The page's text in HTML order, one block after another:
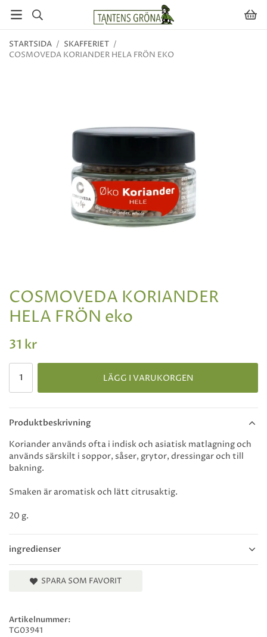
STARTSIDA / SKAFFERIET /
COSMOVEDA KORIANDER HELA FRÖN EKO
COSMOVEDA KORIANDER
HELA FRÖN eko
31 kr
LÄGG I VARUKORGEN
Produktbeskrivning
ingredienser
Koriander används ofta i indisk och asiatisk matlagning och
används särskilt i soppor, såser, grytor, dressingar och till
bakning.
Smaken är aromatisk och lätt citrusaktig.
20 g.
SPARA SOM FAVORIT
Artikelnummer:
TG03941